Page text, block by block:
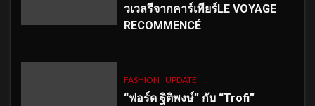
วเวลรีจากคาร์เทียร์LE VOYAGE
RECOMMENCÉ
FASHION UPDATE
“ฟอร์ด ฐิติพงษ์” กับ “Trofi”